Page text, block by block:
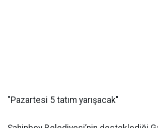
"Pazartesi 5 tatım yarışacak"